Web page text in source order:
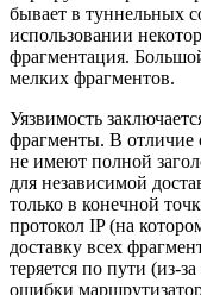
бывает в туннельных
использовании
фрагментация.
мелких фрагментов.
Уязвимость
фрагменты. В отличие
не имеют полной
для независимой
только в конечной
протокол IP (на
доставку всех
теряется по пути (из-
ошибки